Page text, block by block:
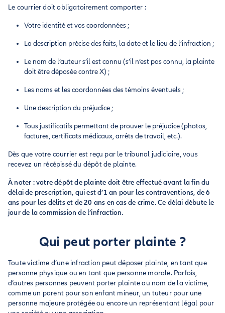
Le courrier doit obligatoirement comporter :
Votre identité et vos coordonnées ;
La description précise des faits, la date et le lieu de l’infraction ;
Le nom de l’auteur s’il est connu (s’il n’est pas connu, la plainte
doit être déposée contre X) ;
Les noms et les coordonnées des témoins éventuels ;
Une description du préjudice ;
Tous justificatifs permettant de prouver le préjudice (photos,
factures, certificats médicaux, arrêts de travail, etc.).
Dès que votre courrier est reçu par le tribunal judiciaire, vous
recevez un récépissé du dépôt de plainte.
À noter : votre dépôt de plainte doit être effectué avant la fin du
délai de prescription, qui est d’1 an pour les contraventions, de 6
ans pour les délits et de 20 ans en cas de crime. Ce délai débute le
jour de la commission de l’infraction.
Qui peut porter plainte ?
Toute victime d’une infraction peut déposer plainte, en tant que
personne physique ou en tant que personne morale. Parfois,
d’autres personnes peuvent porter plainte au nom de la victime,
comme un parent pour son enfant mineur, un tuteur pour une
personne majeure protégée ou encore un représentant légal pour